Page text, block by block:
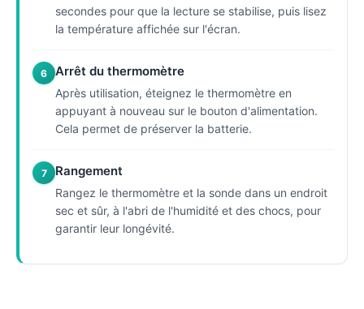
secondes pour que la lecture se stabilise, puis lisez
la température affichée sur l'écran.
6 Arrêt du thermomètre
Après utilisation, éteignez le thermomètre en
appuyant à nouveau sur le bouton d'alimentation.
Cela permet de préserver la batterie.
7 Rangement
Rangez le thermomètre et la sonde dans un endroit
sec et sûr, à l'abri de l'humidité et des chocs, pour
garantir leur longévité.